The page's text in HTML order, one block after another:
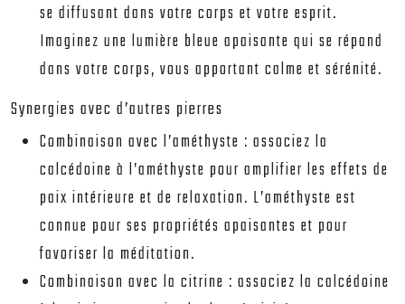
se diffusant dans votre corps et votre esprit.
Imaginez une lumière bleue apaisante qui se répand
dans votre corps, vous apportant calme et sérénité.
Synergies avec d’autres pierres
Combinaison avec l’améthyste : associez la
calcédoine à l’améthyste pour amplifier les effets de
paix intérieure et de relaxation. L’améthyste est
connue pour ses propriétés apaisantes et pour
favoriser la méditation.
Combinaison avec la citrine : associez la calcédoine